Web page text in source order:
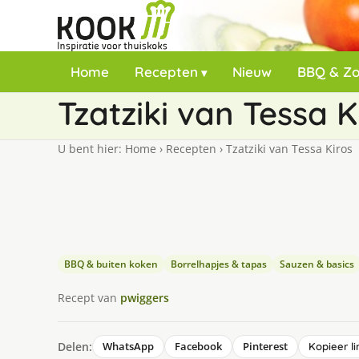
Home Recepten Nieuw BBQ &
Tzatziki van Tessa
U bent hier: Home › Recepten › Tzatziki van Tessa Kiros
BBQ & buiten koken Borrelhapjes & tapas Sauzen & basics
Recept van pwiggers
Delen: WhatsApp Facebook Pinterest Kopieer